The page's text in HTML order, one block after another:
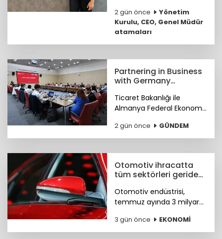
Sorumlu Genel Müdür
Yardımcısı olarak atandı.
2 gün önce
Yönetim
Kurulu, CEO, Genel Müdür
atamaları
Partnering in Business
with Germany
Ticaret Bakanlığı ile
Almanya Federal Ekonomi
iş birliğinde yürütülen
Partnering in Business with
tanıtımı yapıldı.
2 gün önce GÜNDEM
Otomotiv ihracatta
tüm sektörleri geride
Otomotiv endüstrisi,
temmuz ayında 3 milyar
fazla ihracata imza atan
sektör olarak kayıtlara
3 gün önce EKONOMİ